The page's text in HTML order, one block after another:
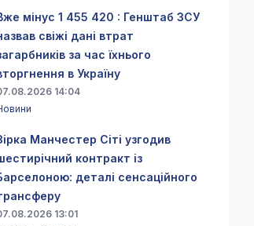
мінус 1 455 420 : Генштаб ЗСУ
свіжі дані втрат
за час їхнього
в Україну
14:04
Манчестер Сіті узгодив
контракт із
деталі сенсаційного
13:01